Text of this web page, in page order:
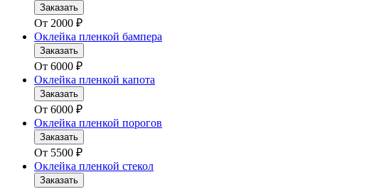
Заказать
От 2000 ₽
Оклейка пленкой бампера
Заказать
От 6000 ₽
Оклейка пленкой капота
Заказать
От 6000 ₽
Оклейка пленкой порогов
Заказать
От 5500 ₽
Оклейка пленкой стекол
Заказать